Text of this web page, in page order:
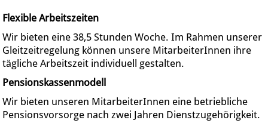
Flexible Arbeitszeiten
Wir bieten eine 38,5 Stunden Woche. Im Rahmen unserer
Gleitzeitregelung können unsere MitarbeiterInnen ihre
tägliche Arbeitszeit individuell gestalten.
Pensionskassenmodell
Wir bieten unseren MitarbeiterInnen eine betriebliche
Pensionsvorsorge nach zwei Jahren Dienstzugehörigkeit.